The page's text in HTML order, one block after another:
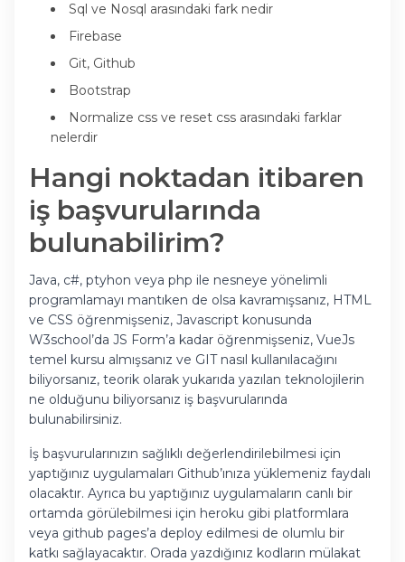
Sql ve Nosql arasındaki fark nedir
Firebase
Git, Github
Bootstrap
Normalize css ve reset css arasındaki farklar
nelerdir
Hangi noktadan itibaren
iş başvurularında
bulunabilirim?
Java, c#, ptyhon veya php ile nesneye yönelimli
programlamayı mantıken de olsa kavramışsanız, HTML
ve CSS öğrenmişseniz, Javascript konusunda
W3school’da JS Form’a kadar öğrenmişseniz, VueJs
temel kursu almışsanız ve GIT nasıl kullanılacağını
biliyorsanız, teorik olarak yukarıda yazılan teknolojilerin
ne olduğunu biliyorsanız iş başvurularında
bulunabilirsiniz.
İş başvurularınızın sağlıklı değerlendirilebilmesi için
yaptığınız uygulamaları Github’ınıza yüklemeniz faydalı
olacaktır. Ayrıca bu yaptığınız uygulamaların canlı bir
ortamda görülebilmesi için heroku gibi platformlara
veya github pages’a deploy edilmesi de olumlu bir
katkı sağlayacaktır. Orada yazdığınız kodların mülakat